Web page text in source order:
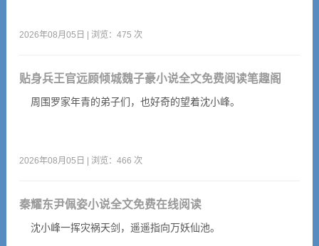
2026年08月05日 | 浏览：475 次
贴身兵王官远顾倾城魏子豪小说全文免费阅读笔趣阁
周围罗家年青的弟子们，也好奇的望着沈小峰。
2026年08月05日 | 浏览：466 次
秦耀东尹佩姿小说全文免费在线阅读
沈小峰一挥灾祸天剑，遥遥指向万妖仙池。